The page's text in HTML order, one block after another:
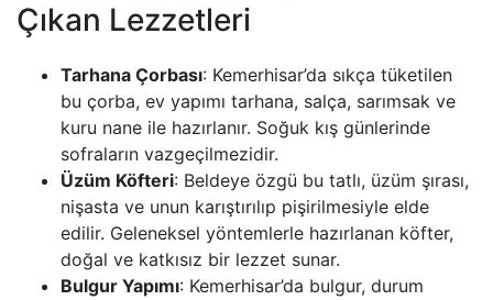
Çıkan Lezzetleri
Tarhana Çorbası: Kemerhisar’da sıkça tüketilen
bu çorba, ev yapımı tarhana, salça, sarımsak ve
kuru nane ile hazırlanır. Soğuk kış günlerinde
sofraların vazgeçilmezidir.
Üzüm Köfteri: Beldeye özgü bu tatlı, üzüm şırası,
nişasta ve unun karıştırılıp pişirilmesiyle elde
edilir. Geleneksel yöntemlerle hazırlanan köfter,
doğal ve katkısız bir lezzet sunar.
Bulgur Yapımı: Kemerhisar’da bulgur, durum